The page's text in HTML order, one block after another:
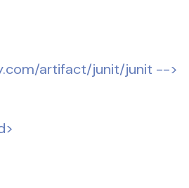
artifact/junit/junit -->